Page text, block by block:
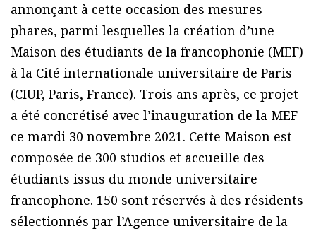
annonçant à cette occasion des mesures
phares, parmi lesquelles la création d’une
Maison des étudiants de la francophonie (MEF)
à la Cité internationale universitaire de Paris
(CIUP, Paris, France). Trois ans après, ce projet
a été concrétisé avec l’inauguration de la MEF
ce mardi 30 novembre 2021. Cette Maison est
composée de 300 studios et accueille des
étudiants issus du monde universitaire
francophone. 150 sont réservés à des résidents
sélectionnés par l’Agence universitaire de la